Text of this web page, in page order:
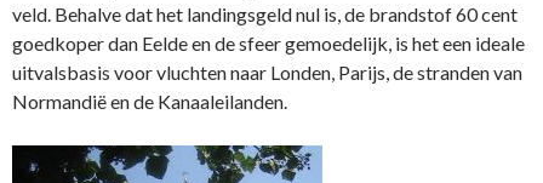
veld. Behalve dat het landingsgeld nul is, de brandstof 60 cent
goedkoper dan Eelde en de sfeer gemoedelijk, is het een ideale
uitvalsbasis voor vluchten naar Londen, Parijs, de stranden van
Normandië en de Kanaaleilanden.